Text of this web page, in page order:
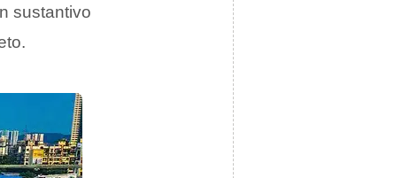
sustantivo